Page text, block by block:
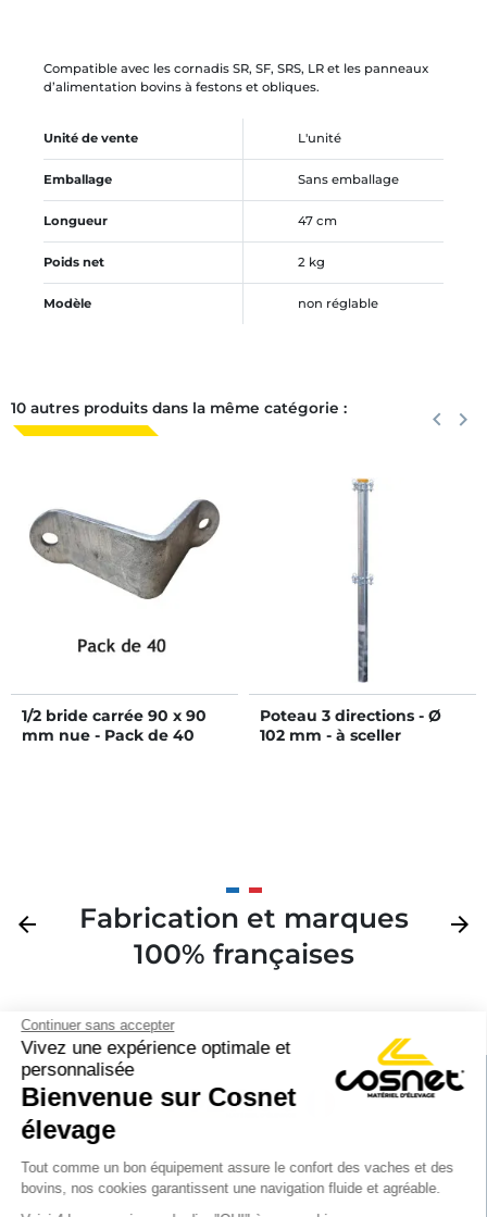
Continuer sans accepter
Vivez une expérience optimale et
personnalisée
Bienvenue sur Cosnet
élevage
Tout comme un bon équipement assure le confort des vaches et des
bovins, nos cookies garantissent une navigation fluide et agréable.
Compatible avec les cornadis SR, SF, SRS, LR et les panneaux
d’alimentation bovins à festons et obliques.
Unité de vente L'unité
Emballage Sans emballage
Longueur 47 cm
Poids net 2 kg
Modèle non réglable
10 autres produits dans la même catégorie : keyboard_arrow_left keyboard_arrow_right
1/2 bride carrée 90 x 90
mm nue - Pack de 40
Poteau 3 directions - Ø
102 mm - à sceller
Précédent
arrow_back
Fabrication et marques
100% françaises
arrow_forward